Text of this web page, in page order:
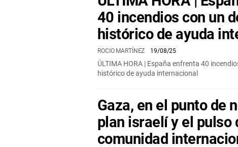
40 incendios con un
histórico de ayuda
ROCIO MARTÍNEZ 19/08/25
ÚLTIMA HORA | España enfrenta 40
histórico de ayuda internacional
Gaza, en el punto de
plan israelí y el pulso
comunidad